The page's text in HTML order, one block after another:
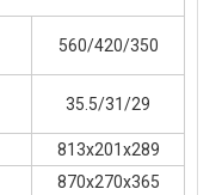
560/420/350
35.5/31/29
813x201x289
870x270x365